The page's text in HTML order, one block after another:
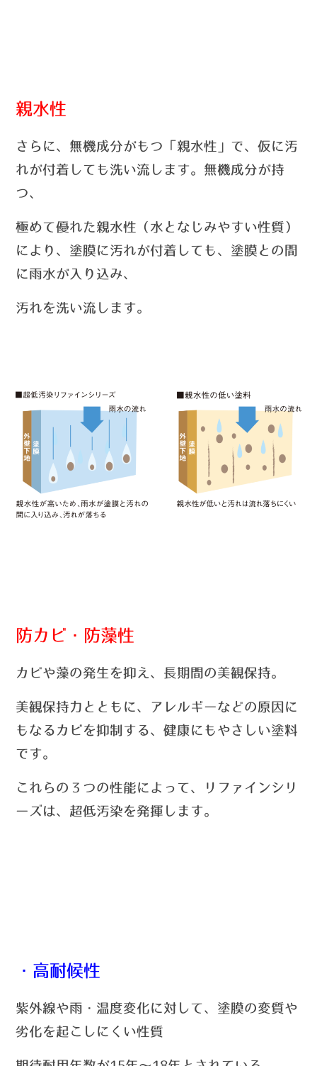
親水性
さらに、無機成分がもつ「親水性」で、仮に汚
れが付着しても洗い流します。無機成分が持
つ、
極めて優れた親水性（水となじみやすい性質）
により、塗膜に汚れが付着しても、塗膜との間
に雨水が入り込み、
汚れを洗い流します。
防カビ・防藻性
カビや藻の発生を抑え、長期間の美観保持。
美観保持力とともに、アレルギーなどの原因に
もなるカビを抑制する、健康にもやさしい塗料
です。
これらの３つの性能によって、リファインシリ
ーズは、超低汚染を発揮します。
・高耐候性
紫外線や雨・温度変化に対して、塗膜の変質や
劣化を起こしにくい性質